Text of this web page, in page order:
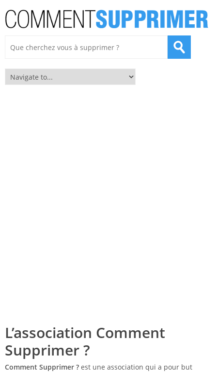
L’association Comment
Supprimer ?
Comment Supprimer ? est une association qui a pour but